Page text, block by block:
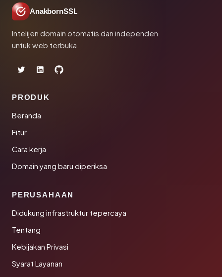
AnakbornSSL
Intelijen domain otomatis dan independen
untuk web terbuka.
PRODUK
Beranda
Fitur
Cara kerja
Domain yang baru diperiksa
PERUSAHAAN
Didukung infrastruktur tepercaya
Tentang
Kebijakan Privasi
Syarat Layanan